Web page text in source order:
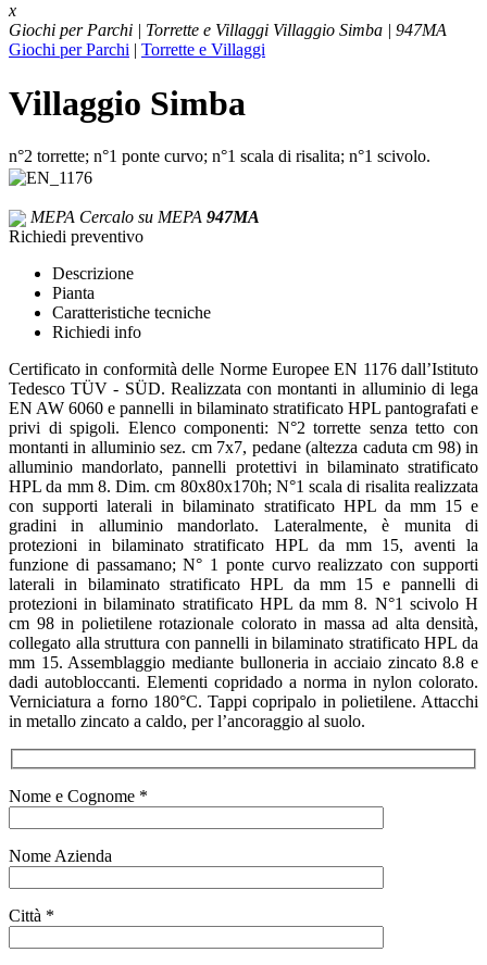
x
Giochi per Parchi | Torrette e Villaggi Villaggio Simba | 947MA
Giochi per Parchi | Torrette e Villaggi
Villaggio Simba
n°2 torrette; n°1 ponte curvo; n°1 scala di risalita; n°1 scivolo.
MEPA Cercalo su MEPA 947MA
Richiedi preventivo
Descrizione
Pianta
Caratteristiche tecniche
Richiedi info
Certificato in conformità delle Norme Europee EN 1176 dall’Istituto
Tedesco TÜV - SÜD. Realizzata con montanti in alluminio di lega
EN AW 6060 e pannelli in bilaminato stratificato HPL pantografati e
privi di spigoli. Elenco componenti: N°2 torrette senza tetto con
montanti in alluminio sez. cm 7x7, pedane (altezza caduta cm 98) in
alluminio mandorlato, pannelli protettivi in bilaminato stratificato
HPL da mm 8. Dim. cm 80x80x170h; N°1 scala di risalita realizzata
con supporti laterali in bilaminato stratificato HPL da mm 15 e
gradini in alluminio mandorlato. Lateralmente, è munita di
protezioni in bilaminato stratificato HPL da mm 15, aventi la
funzione di passamano; N° 1 ponte curvo realizzato con supporti
laterali in bilaminato stratificato HPL da mm 15 e pannelli di
protezioni in bilaminato stratificato HPL da mm 8. N°1 scivolo H
cm 98 in polietilene rotazionale colorato in massa ad alta densità,
collegato alla struttura con pannelli in bilaminato stratificato HPL da
mm 15. Assemblaggio mediante bulloneria in acciaio zincato 8.8 e
dadi autobloccanti. Elementi copridado a norma in nylon colorato.
Verniciatura a forno 180°C. Tappi copripalo in polietilene. Attacchi
in metallo zincato a caldo, per l’ancoraggio al suolo.
Nome e Cognome *
Nome Azienda
Città *